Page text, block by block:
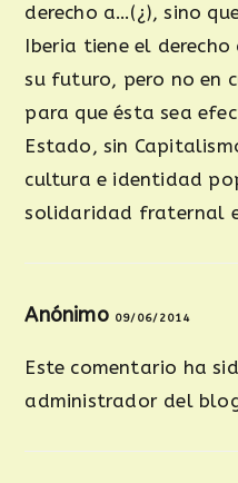
derecho a…(¿), sino
Iberia tiene el
su futuro, pero no en
para que ésta sea
Estado, sin
cultura e identidad
solidaridad fraternal
Anónimo 09/06/2014
Este comentario ha
administrador del